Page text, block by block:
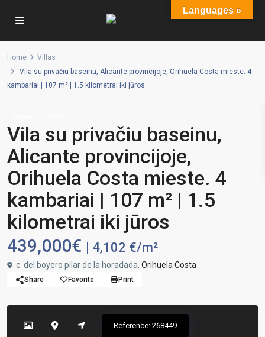
Home
Villas
Vila su privačiu baseinu, Alicante provincijoje, Orihuela Costa mieste. 4
kambariai | 107 m² | 1.5 kilometrai iki jūros
Vila su privačiu baseinu,
Alicante provincijoje,
Orihuela Costa mieste. 4
kambariai | 107 m² | 1.5
kilometrai iki jūros
439,000€ | 4,102 €/m²
c. del boyero pilar de la horadada, Orihuela Costa
Share Favorite Print
Reference: 268449
Languages »